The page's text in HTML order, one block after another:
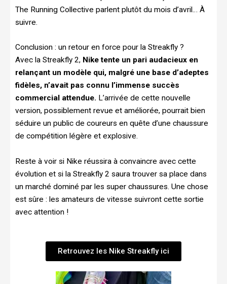
The Running Collective parlent plutôt du mois d’avril… À
suivre.
Conclusion : un retour en force pour la Streakfly ?
Avec la Streakfly 2, Nike tente un pari audacieux en
relançant un modèle qui, malgré une base d’adeptes
fidèles, n’avait pas connu l’immense succès
commercial attendue. L’arrivée de cette nouvelle
version, possiblement revue et améliorée, pourrait bien
séduire un public de coureurs en quête d’une chaussure
de compétition légère et explosive.
Reste à voir si Nike réussira à convaincre avec cette
évolution et si la Streakfly 2 saura trouver sa place dans
un marché dominé par les super chaussures. Une chose
est sûre : les amateurs de vitesse suivront cette sortie
avec attention !
Retrouvez les Nike Streakfly ici